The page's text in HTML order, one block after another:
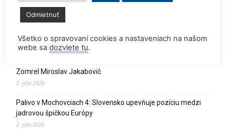
Dve britské atómky zostanú v prevádzke o dva roky dlhšie
27. júla 2026
SpaceX vyslal na obežnú dráhu satelit s tríciovým pohonom
13. júla 2026
Zomrel Miroslav Jakabovič
2. júla 2026
Palivo v Mochovciach 4: Slovensko upevňuje pozíciu medzi
jadrovou špičkou Európy
2. júla 2026
Odmietnuť
Všetko o spravovaní cookies a nastaveniach na našom
webe sa dozviete tu.